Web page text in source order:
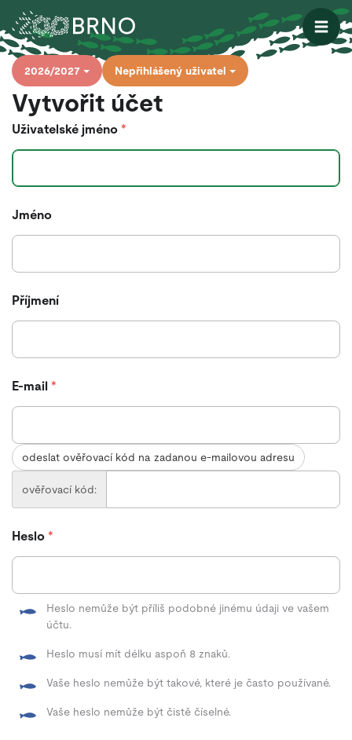
2026/2027 Nepřihlášený uživatel
Otevřít
Vytvořit účet
Uživatelské jméno *
Jméno
Příjmení
E-mail *
odeslat ověřovací kód na zadanou e-mailovou adresu
ověřovací kód:
Heslo *
Heslo nemůže být příliš podobné jinému údaji ve vašem
účtu.
Heslo musí mít délku aspoň 8 znaků.
Vaše heslo nemůže být takové, které je často používané.
Vaše heslo nemůže být čistě číselné.